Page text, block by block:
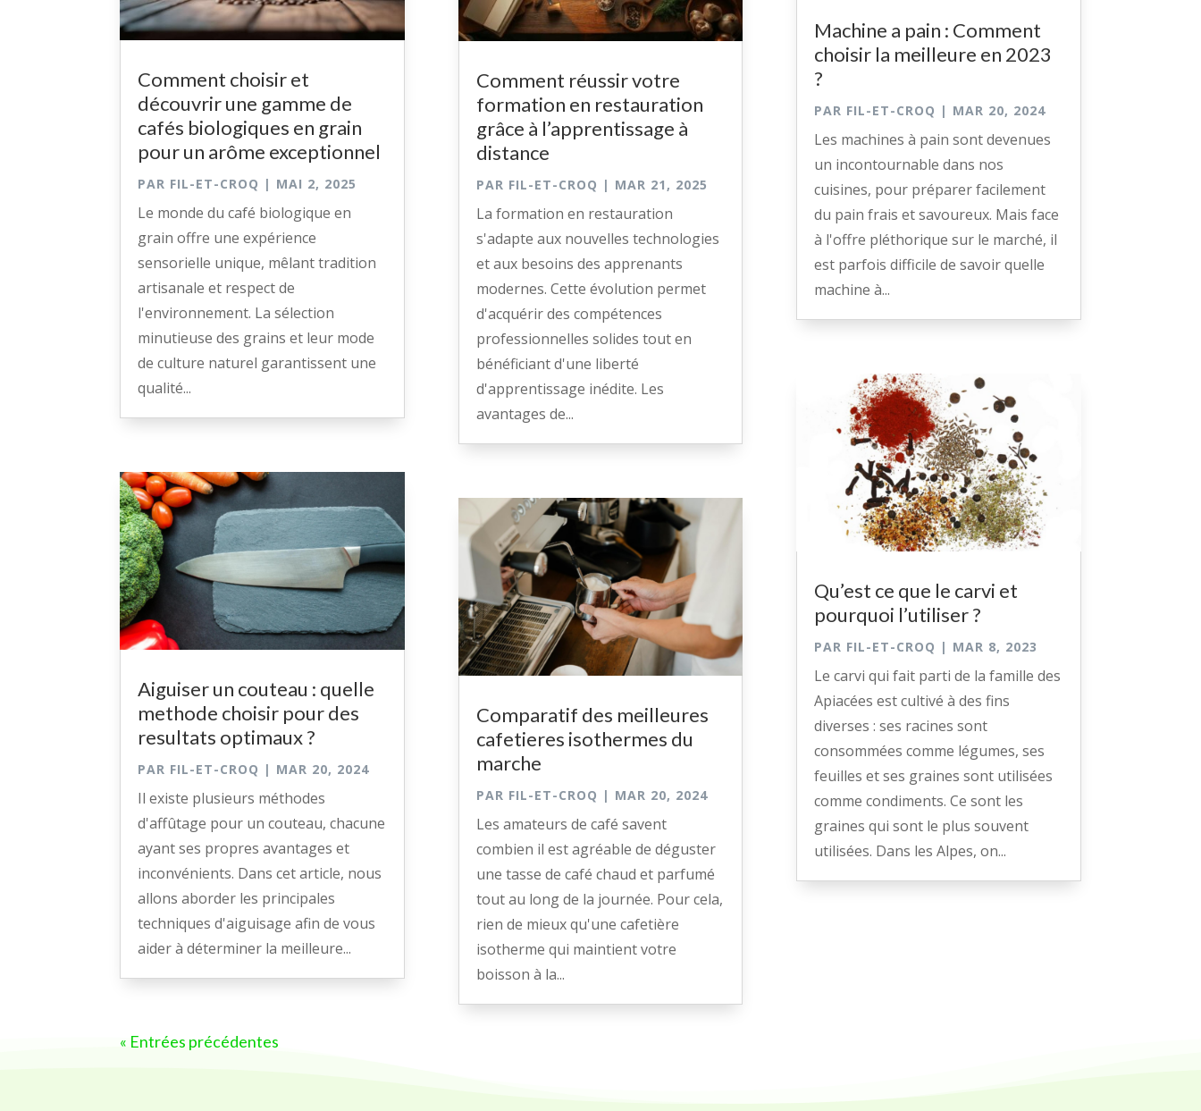
Comment choisir et
découvrir une gamme de
cafés biologiques en grain
pour un arôme exceptionnel
PAR FIL-ET-CROQ | MAI 2, 2025
Le monde du café biologique en
grain offre une expérience
sensorielle unique, mêlant tradition
artisanale et respect de
l'environnement. La sélection
minutieuse des grains et leur mode
de culture naturel garantissent une
qualité...
Aiguiser un couteau : quelle
methode choisir pour des
resultats optimaux ?
PAR FIL-ET-CROQ | MAR 20, 2024
Il existe plusieurs méthodes
d'affûtage pour un couteau, chacune
ayant ses propres avantages et
inconvénients. Dans cet article, nous
allons aborder les principales
techniques d'aiguisage afin de vous
aider à déterminer la meilleure...
Comment réussir votre
formation en restauration
grâce à l’apprentissage à
distance
PAR FIL-ET-CROQ | MAR 21, 2025
La formation en restauration
s'adapte aux nouvelles technologies
et aux besoins des apprenants
modernes. Cette évolution permet
d'acquérir des compétences
professionnelles solides tout en
bénéficiant d'une liberté
d'apprentissage inédite. Les
avantages de...
Comparatif des meilleures
cafetieres isothermes du
marche
PAR FIL-ET-CROQ | MAR 20, 2024
Les amateurs de café savent
combien il est agréable de déguster
une tasse de café chaud et parfumé
tout au long de la journée. Pour cela,
rien de mieux qu'une cafetière
isotherme qui maintient votre
boisson à la...
Machine a pain : Comment
choisir la meilleure en 2023
?
PAR FIL-ET-CROQ | MAR 20, 2024
Les machines à pain sont devenues
un incontournable dans nos
cuisines, pour préparer facilement
du pain frais et savoureux. Mais face
à l'offre pléthorique sur le marché, il
est parfois difficile de savoir quelle
machine à...
Qu’est ce que le carvi et
pourquoi l’utiliser ?
PAR FIL-ET-CROQ | MAR 8, 2023
Le carvi qui fait parti de la famille des
Apiacées est cultivé à des fins
diverses : ses racines sont
consommées comme légumes, ses
feuilles et ses graines sont utilisées
comme condiments. Ce sont les
graines qui sont le plus souvent
utilisées. Dans les Alpes, on...
« Entrées précédentes